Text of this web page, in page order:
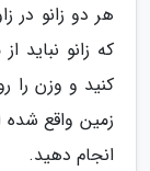
که زانو نباید
کنید و وزن
زمین واقع شده
انجام دهید.